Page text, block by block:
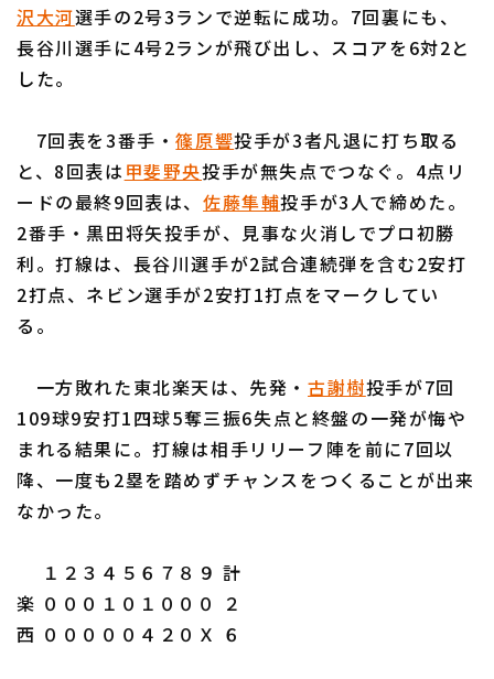
利用規約 プライバシーポリシー
運営会社（別ウィンドウで開く） よくある質問
特定商取引法の表示 アルバイト募集（別ウィンドウで開く
沢大河選手の2号3ランで逆転に成功。7回裏にも、
長谷川選手に4号2ランが飛び出し、スコアを6対2と
した。
7回表を3番手・篠原響投手が3者凡退に打ち取る
と、8回表は 甲斐野央投手が無失点でつなぐ。4点リ
ードの最終9回表は、 佐藤隼輔投手が3人で締めた。
2番手・黒田将矢投手が、見事な火消しでプロ初勝
利。打線は、長谷川選手が2試合連続弾を含む2安打
2打点、ネビン選手が2安打1打点をマークしてい
る。
一方敗れた東北楽天は、先発・古謝樹投手が7回
109球9安打1四球5奪三振6失点と終盤の一発が悔や
まれる結果に。打線は相手リリーフ陣を前に7回以
降、一度も2塁を踏めずチャンスをつくることが出来
なかった。
１２３４５６７８９ 計
楽 ０００１０１０００ ２
西 ０００００４２０Ｘ ６